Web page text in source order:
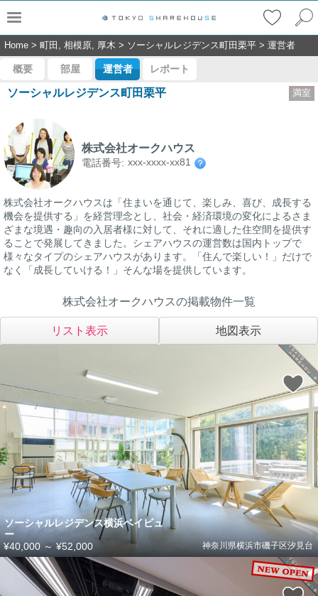
Home > 町田, 相模原, 厚木 > ソーシャルレジデンス町田栗平 > 運営者
概要 部屋 運営者 レポート
ソーシャルレジデンス町田栗平 満室
株式会社オークハウス
電話番号: xxx-xxxx-xx81
株式会社オークハウスは「住まいを通じて、楽しみ、喜び、成長する
機会を提供する」を経営理念とし、社会・経済環境の変化によるさま
ざまな境遇・趣向の入居者様に対して、それに適した住空間を提供す
ることで発展してきました。シェアハウスの運営数は国内トップで
様々なタイプのシェアハウスがあります。「住んで楽しい！」だけで
なく「成長していける！」そんな場を提供しています。
株式会社オークハウスの掲載物件一覧
リスト表示 地図表示
ソーシャルレジデンス横浜ベイビュ
ー
神奈川県横浜市磯子区汐見台
¥40,000～¥52,000